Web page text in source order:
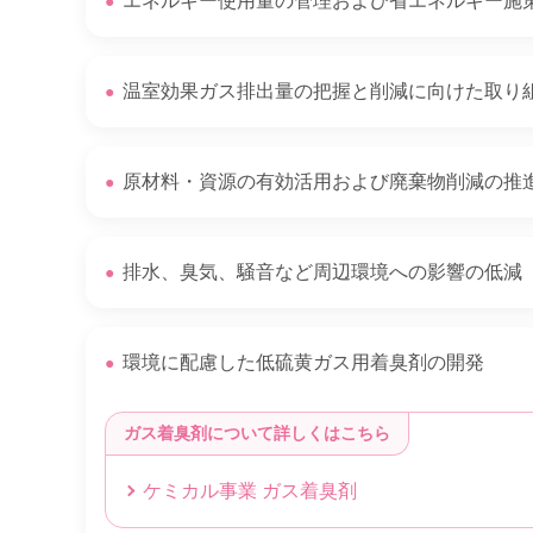
● 温室効果ガス排出量の把握と削減に向けた取り
● 原材料・資源の有効活用および廃棄物削減の推
● 排水、臭気、騒音など周辺環境への影響の低減
● 環境に配慮した低硫黄ガス用着臭剤の開発
ガス着臭剤について詳しくはこちら
ケミカル事業 ガス着臭剤